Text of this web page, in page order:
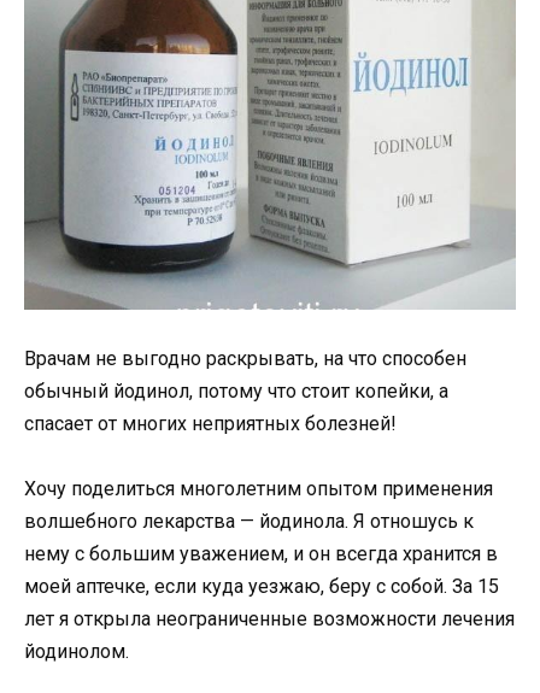
Врачам не выгодно раскрывать, на что способен
обычный йодинол, потому что стоит копейки, а
спасает от многих неприятных болезней!
Хочу поделиться многолетним опытом применения
волшебного лекарства — йодинола. Я отношусь к
нему с большим уважением, и он всегда хранится в
моей аптечке, если куда уезжаю, беру с собой. За 15
лет я открыла неограниченные возможности лечения
йодинолом.